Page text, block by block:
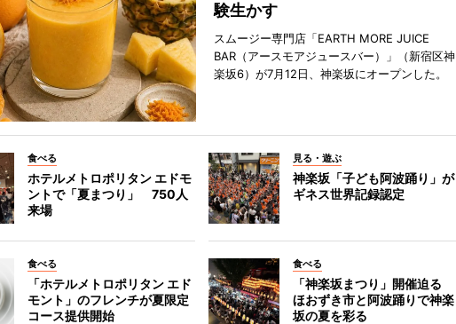
験生かす
スムージー専門店「EARTH MORE JUICE
BAR（アースモアジュースバー）」（新宿区神
楽坂6）が7月12日、神楽坂にオープンした。
食べる
ホテルメトロポリタン エドモ
ントで「夏まつり」 750人
来場
見る・遊ぶ
神楽坂「子ども阿波踊り」が
ギネス世界記録認定
食べる
「ホテルメトロポリタン エド
モント」のフレンチが夏限定
コース提供開始
食べる
「神楽坂まつり」開催迫る
ほおずき市と阿波踊りで神楽
坂の夏を彩る